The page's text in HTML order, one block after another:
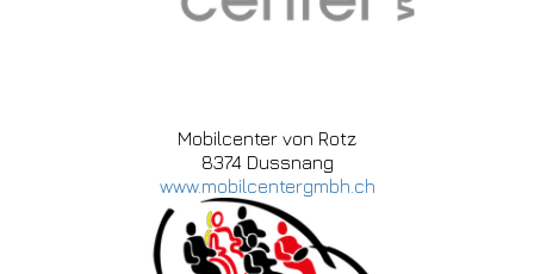
Mobilcenter von Rotz
8374 Dussnang
www.mobilcentergmbh.ch